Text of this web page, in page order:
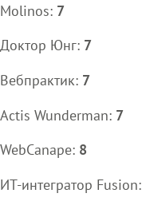
Molinos: 7
Доктор Юнг: 7
Вебпрактик: 7
Actis Wunderman: 7
WebCanape: 8
ИТ-интегратор Fusion: